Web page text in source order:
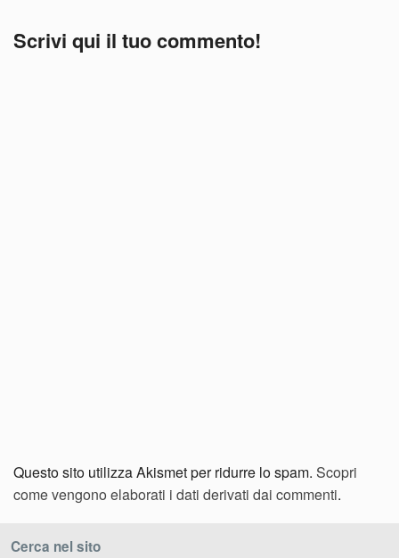
Scrivi qui il tuo commento!
Questo sito utilizza Akismet per ridurre lo spam. Scopri
come vengono elaborati i dati derivati dai commenti.
Cerca nel sito